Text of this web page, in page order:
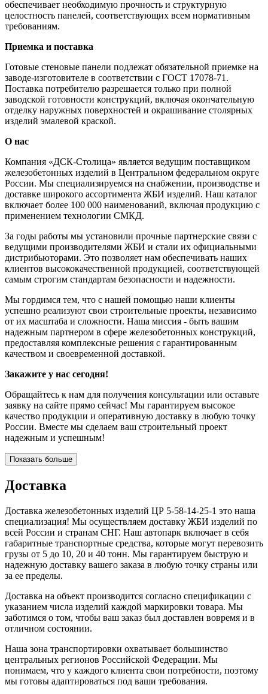
обеспечивает необходимую прочность и структурную
целостность панелей, соответствующих всем нормативным
требованиям.
Приемка и поставка
Готовые стеновые панели подлежат обязательной приемке на
заводе-изготовителе в соответствии с ГОСТ 17078-71.
Поставка потребителю разрешается только при полной
заводской готовности конструкций, включая окончательную
отделку наружных поверхностей и окрашивание столярных
изделий эмалевой краской.
О нас
Компания «ДСК-Столица» является ведущим поставщиком
железобетонных изделий в Центральном федеральном округе
России. Мы специализируемся на снабжении, производстве и
доставке широкого ассортимента ЖБИ изделий. Наш каталог
включает более 100 000 наименований, включая продукцию с
применением технологии СМКД.
За годы работы мы установили прочные партнерские связи с
ведущими производителями ЖБИ и стали их официальными
дистрибьюторами. Это позволяет нам обеспечивать наших
клиентов высококачественной продукцией, соответствующей
самым строгим стандартам безопасности и надежности.
Мы гордимся тем, что с нашей помощью наши клиенты
успешно реализуют свои строительные проекты, независимо
от их масштаба и сложности. Наша миссия - быть вашим
надежным партнером в сфере железобетонных конструкций,
предоставляя комплексные решения с гарантированным
качеством и своевременной доставкой.
Закажите у нас сегодня!
Обращайтесь к нам для получения консультации или оставьте
заявку на сайте прямо сейчас! Мы гарантируем высокое
качество продукции и оперативную доставку в любую точку
России. Вместе мы сделаем ваш строительный проект
надежным и успешным!
Показать больше
Доставка
Доставка железобетонных изделий ЦР 5-58-14-25-1 это наша
специализация! Мы осуществляем доставку ЖБИ изделий по
всей России и странам СНГ. Наш автопарк включает в себя
габаритные транспортные средства, которые могут перевозить
грузы от 5 до 10, 20 и 40 тонн. Мы гарантируем быструю и
надежную доставку вашего заказа в любую точку страны или
за ее пределы.
Доставка на объект производится согласно спецификации с
указанием числа изделий каждой маркировки товара. Мы
заботимся о том, чтобы ваш заказ был доставлен вовремя и в
отличном состоянии.
Наша зона транспортировки охватывает большинство
центральных регионов Российской Федерации. Мы
понимаем, что у каждого клиента свои потребности, поэтому
мы готовы адаптироваться под ваши требования.